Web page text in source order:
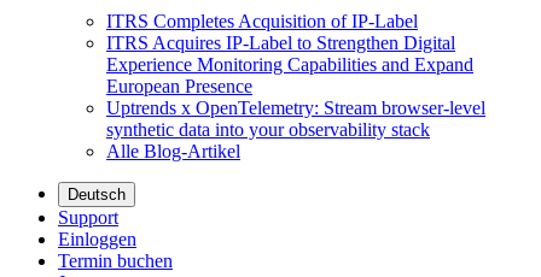
ITRS Completes Acquisition of IP-Label
ITRS Acquires IP-Label to Strengthen Digital
Experience Monitoring Capabilities and Expand
European Presence
Uptrends x OpenTelemetry: Stream browser-level
synthetic data into your observability stack
Alle Blog-Artikel
Deutsch
Support
Einloggen
Termin buchen